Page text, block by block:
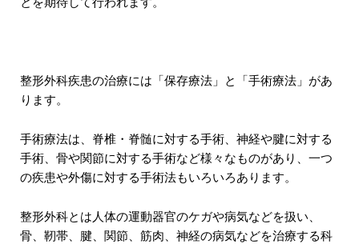
整形外科疾患の治療には「保存療法」と「手術療法」があ
ります。
手術療法は、脊椎・脊髄に対する手術、神経や腱に対する
手術、骨や関節に対する手術など様々なものがあり、一つ
の疾患や外傷に対する手術法もいろいろあります。
整形外科とは人体の運動器官のケガや病気などを扱い、
骨、靭帯、腱、関節、筋肉、神経の病気などを治療する科